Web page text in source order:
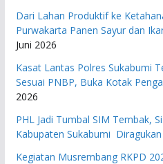
Dari Lahan Produktif ke
Purwakarta Panen Sayur dan
Juni 2026
Kasat Lantas Polres Sukabumi
Sesuai PNBP, Buka Kotak
2026
PHL Jadi Tumbal SIM Tembak,
Kabupaten Sukabumi Diragukan
Kegiatan Musrembang RKPD